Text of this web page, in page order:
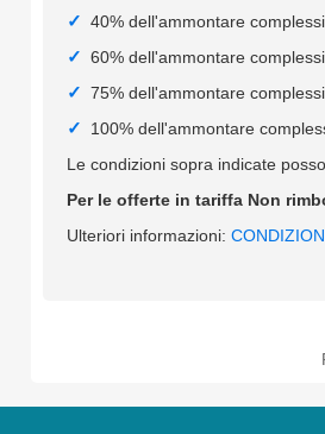
40% dell'ammontare
60% dell'ammontare
75% dell'ammontare
100% dell'ammontare
Le condizioni sopra indicate
Per le offerte in tariffa Non
Ulteriori informazioni: